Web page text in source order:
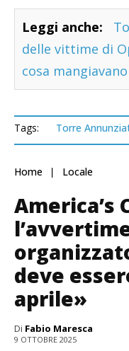
Leggi anche:
delle vittime di
cosa mangiavano
Tags: Torre
Home Locale
America’s
deve
aprile»
Di Fabio Maresca
9 OTTOBRE 2025